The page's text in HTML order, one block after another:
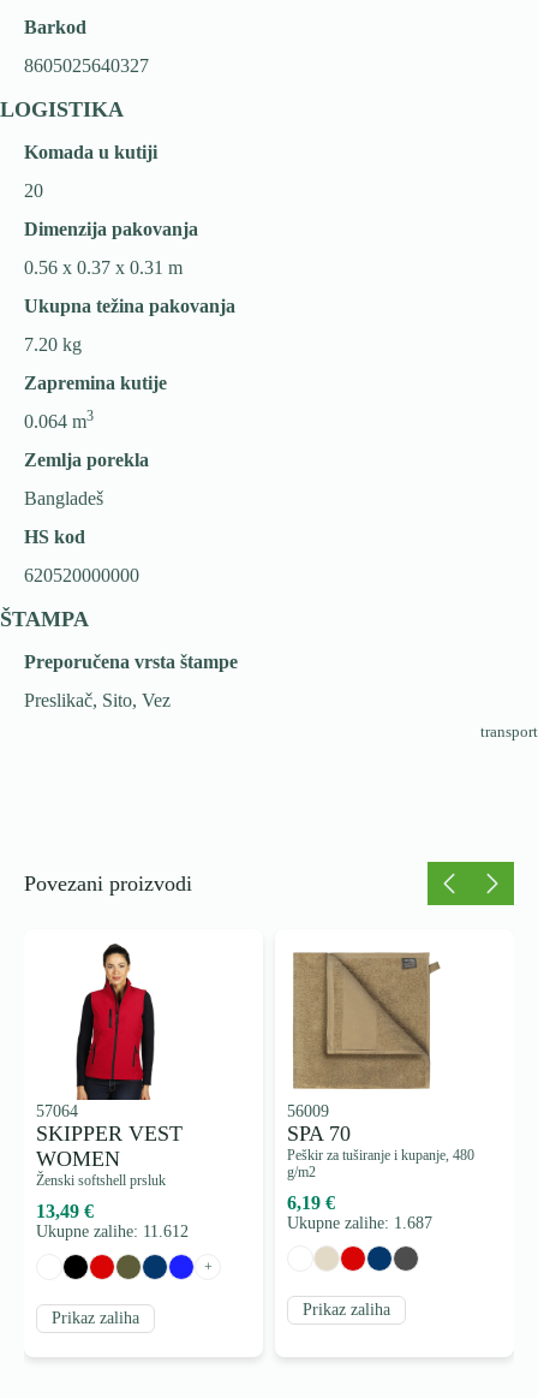
Barkod
8605025640327
LOGISTIKA
Komada u kutiji
20
Dimenzija pakovanja
0.56 x 0.37 x 0.31 m
Ukupna težina pakovanja
7.20 kg
Zapremina kutije
0.064 m3
Zemlja porekla
Bangladeš
HS kod
620520000000
ŠTAMPA
Preporučena vrsta štampe
Preslikač, Sito, Vez
transport
Povezani proizvodi
57064
SKIPPER VEST
WOMEN
Ženski softshell prsluk
13,49 €
Ukupne zalihe: 11.612
+
Prikaz zaliha
56009
SPA 70
Peškir za tuširanje i kupanje, 480
g/m2
6,19 €
Ukupne zalihe: 1.687
Prikaz zaliha